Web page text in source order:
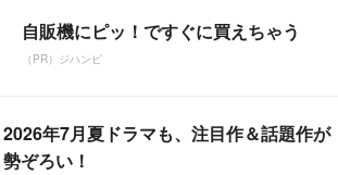
自販機にピッ！ですぐに買えちゃう
（PR）ジハンピ
2026年7月夏ドラマも、注目作＆話題作が
勢ぞろい！